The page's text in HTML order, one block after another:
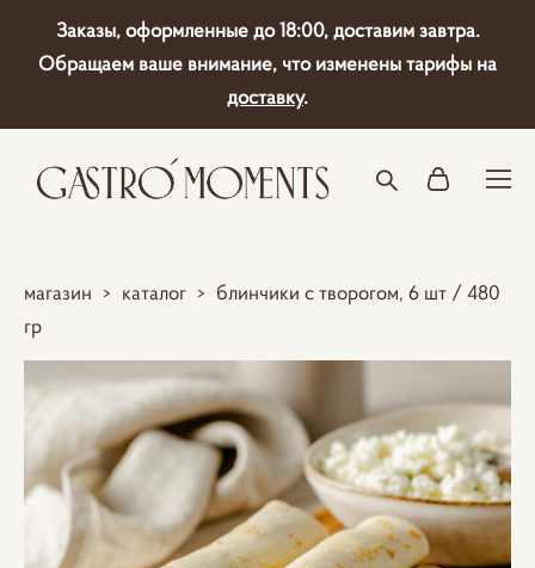
Заказы, оформленные до 18:00, доставим завтра.
Обращаем ваше внимание, что изменены тарифы на
доставку.
магазин > каталог > блинчики с творогом, 6 шт / 480
гр